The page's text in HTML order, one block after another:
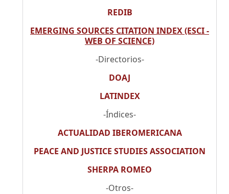
REDIB
EMERGING SOURCES CITATION INDEX (ESCI -
WEB OF SCIENCE)
-Directorios-
DOAJ
LATINDEX
-Índices-
ACTUALIDAD IBEROMERICANA
PEACE AND JUSTICE STUDIES ASSOCIATION
SHERPA ROMEO
-Otros-